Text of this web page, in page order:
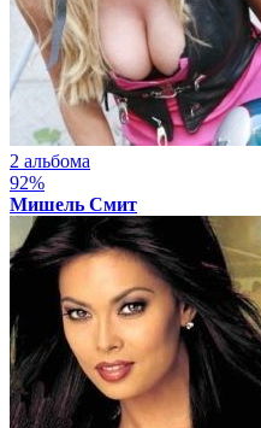
2 альбома
92%
Мишель Смит